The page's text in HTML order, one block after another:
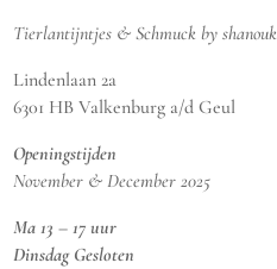
Tierlantijntjes & Schmuck by shanouk
Lindenlaan 2a
6301 HB Valkenburg a/d Geul
Openingstijden
November & December 2025
Ma 13 – 17 uur
Dinsdag Gesloten